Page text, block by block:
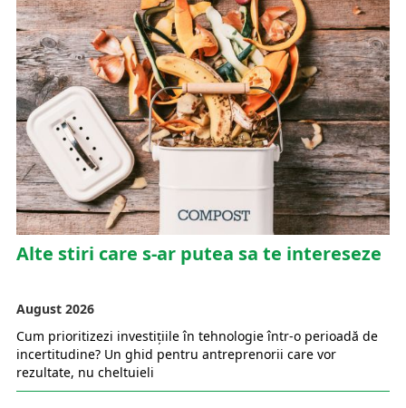
Alte stiri care s-ar putea sa te intereseze
August 2026
Cum prioritizezi investițiile în tehnologie într-o perioadă de
incertitudine? Un ghid pentru antreprenorii care vor
rezultate, nu cheltuieli